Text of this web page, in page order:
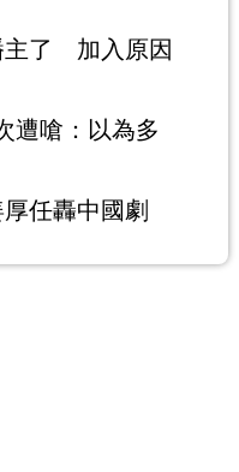
主了 加入原因
遭嗆：以為多
任轟中國劇